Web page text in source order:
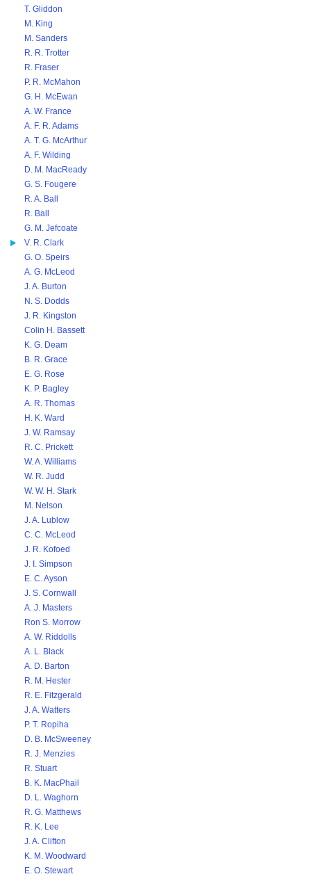
T. Gliddon
M. King
M. Sanders
R. R. Trotter
R. Fraser
P. R. McMahon
G. H. McEwan
A. W. France
A. F. R. Adams
A. T. G. McArthur
A. F. Wilding
D. M. MacReady
G. S. Fougere
R. A. Ball
R. Ball
G. M. Jefcoate
V. R. Clark
G. O. Speirs
A. G. McLeod
J. A. Burton
N. S. Dodds
J. R. Kingston
Colin H. Bassett
K. G. Deam
B. R. Grace
E. G. Rose
K. P. Bagley
A. R. Thomas
H. K. Ward
J. W. Ramsay
R. C. Prickett
W. A. Williams
W. R. Judd
W. W. H. Stark
M. Nelson
J. A. Lublow
C. C. McLeod
J. R. Kofoed
J. I. Simpson
E. C. Ayson
J. S. Cornwall
A. J. Masters
Ron S. Morrow
A. W. Riddolls
A. L. Black
A. D. Barton
R. M. Hester
R. E. Fitzgerald
J. A. Watters
P. T. Ropiha
D. B. McSweeney
R. J. Menzies
R. Stuart
B. K. MacPhail
D. L. Waghorn
R. G. Matthews
R. K. Lee
J. A. Clifton
K. M. Woodward
E. O. Stewart